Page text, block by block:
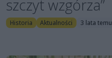
szczyt wzgórza”
Historia Aktualności 3 lata temu